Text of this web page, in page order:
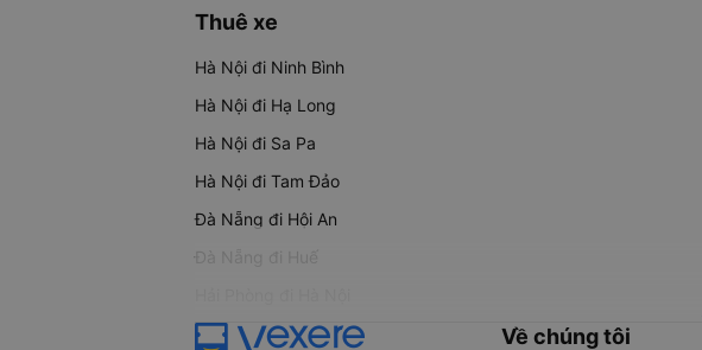
Thuê xe
Hà Nội đi Ninh Bình
Hà Nội đi Hạ Long
Hà Nội đi Sa Pa
Hà Nội đi Tam Đảo
Đà Nẵng đi Hội An
Đà Nẵng đi Huế
Về chúng tôi